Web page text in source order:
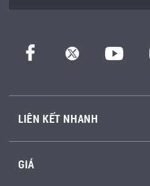
LIÊN KẾT NHANH
GIÁ